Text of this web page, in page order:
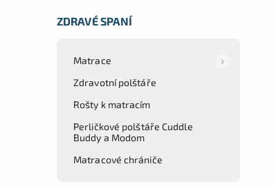
ZDRAVÉ SPANÍ
Matrace
Zdravotní polštáře
Rošty k matracím
Perličkové polštáře Cuddle
Buddy a Modom
Matracové chrániče